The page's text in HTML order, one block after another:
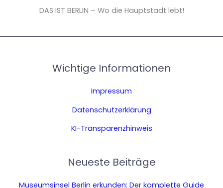
DAS IST BERLIN – Wo die Hauptstadt lebt!
Wichtige Informationen
Impressum
Datenschutzerklärung
KI-Transparenzhinweis
Neueste Beiträge
Museumsinsel Berlin erkunden: Der komplette Guide